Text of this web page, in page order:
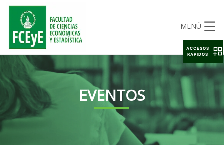
MENÚ
EVENTOS
ACCESOS
RAPIDOS